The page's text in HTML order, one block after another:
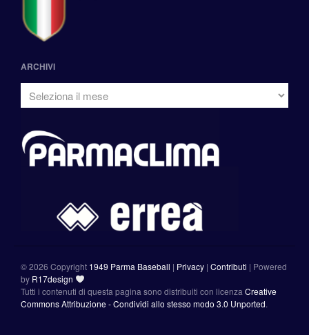
ARCHIVI
©2026 Copyright 1949 Parma Baseball | Privacy | Contributi | Powered
by R17design
Tutti i contenuti di questa pagina sono distribuiti con licenza Creative
Commons Attribuzione - Condividi allo stesso modo 3.0 Unported.